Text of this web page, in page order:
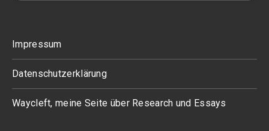
Impressum
Datenschutzerklärung
Waycleft, meine Seite über Research und Essays